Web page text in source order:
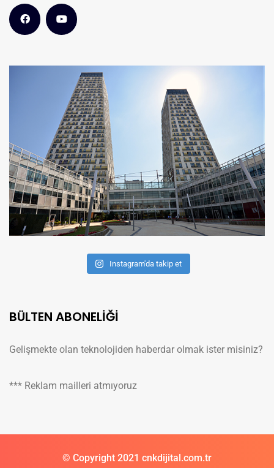
Instagram'da takip et
BÜLTEN ABONELİĞİ
Gelişmekte olan teknolojiden haberdar olmak ister misiniz?
*** Reklam mailleri atmıyoruz
© Copyright 2021 cnkdijital.com.tr